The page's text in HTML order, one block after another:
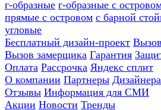
г-образные г-образные с
прямые с островом с барной
угловые
Бесплатный дизайн-проект
Вызов замерщика Гарантия
Оплата Рассрочка Яндекс сплит
О компании Партнеры
Отзывы Информация для СМИ
Акции Новости Тренды